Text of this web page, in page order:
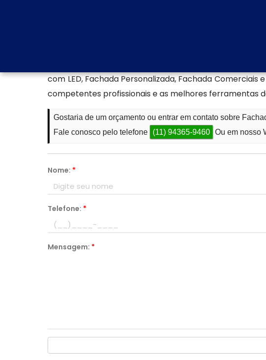
DE ACM/ENTRE OUTROS. Temos variadas opções
com LED, Fachada Personalizada, Fachada
competentes profissionais e as melhores ferramentas
Gostaria de um orçamento ou entrar em contato sobre
Fale conosco pelo telefone
(11) 94365-9460 Ou em nosso
Nome: *
Telefone: *
Mensagem: *